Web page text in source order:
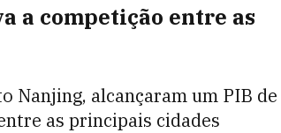
a competição entre as
Nanjing, alcançaram um PIB de
as principais cidades